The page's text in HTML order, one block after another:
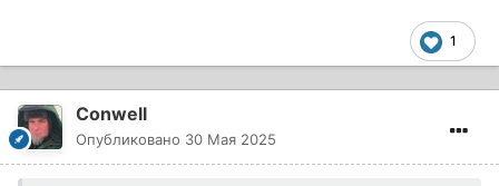
1
Conwell
Опубликовано 30 Мая 2025